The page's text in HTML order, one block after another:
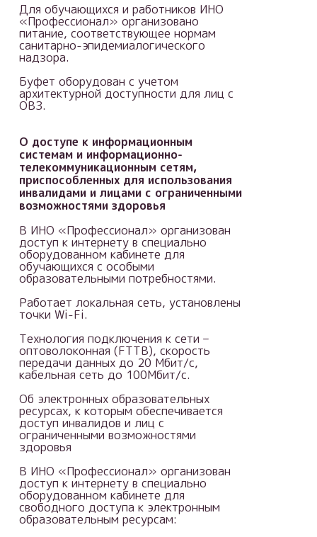
Для обучающихся и работников ИНО
«Профессионал» организовано
питание, соответствующее нормам
санитарно-эпидемиалогического
надзора.
Буфет оборудован с учетом
архитектурной доступности для лиц с
ОВЗ.
О доступе к информационным
системам и информационно-
телекоммуникационным сетям,
приспособленных для использования
инвалидами и лицами с ограниченными
возможностями здоровья
В ИНО «Профессионал» организован
доступ к интернету в специально
оборудованном кабинете для
обучающихся с особыми
образовательными потребностями.
Работает локальная сеть, установлены
точки Wi-Fi.
Технология подключения к сети –
оптоволоконная (FTTB), скорость
передачи данных до 20 Мбит/с,
кабельная сеть до 100Мбит/с.
Об электронных образовательных
ресурсах, к которым обеспечивается
доступ инвалидов и лиц с
ограниченными возможностями
здоровья
В ИНО «Профессионал» организован
доступ к интернету в специально
оборудованном кабинете для
свободного доступа к электронным
образовательным ресурсам: